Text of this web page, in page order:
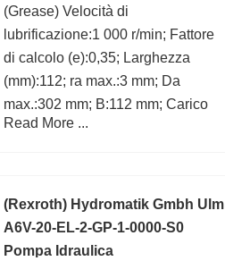
(Grease) Velocità di
lubrificazione:1 000 r/min; Fattore
di calcolo (e):0,35; Larghezza
(mm):112; ra max.:3 mm; Da
max.:302 mm; B:112 mm; Carico
statico di base (C0):2 000 kN;
Read More ...
(Rexroth) Hydromatik Gmbh Ulm
A6V-20-EL-2-GP-1-0000-S0
Pompa Idraulica